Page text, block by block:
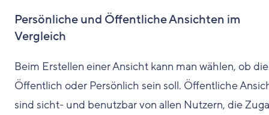
Persönliche und Öffentliche Ansichten im
Vergleich
Beim Erstellen einer Ansicht kann man wählen, ob
Öffentlich oder Persönlich sein soll. Öffentliche
sind sicht- und benutzbar von allen Nutzern, die